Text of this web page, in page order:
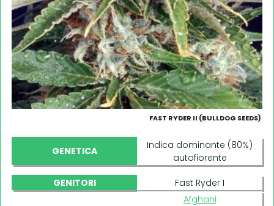
FAST RYDER II (BULLDOG SEEDS)
GENETICA
Indica dominante (80%)
autofiorente
GENITORI
Fast Ryder I
Afghani